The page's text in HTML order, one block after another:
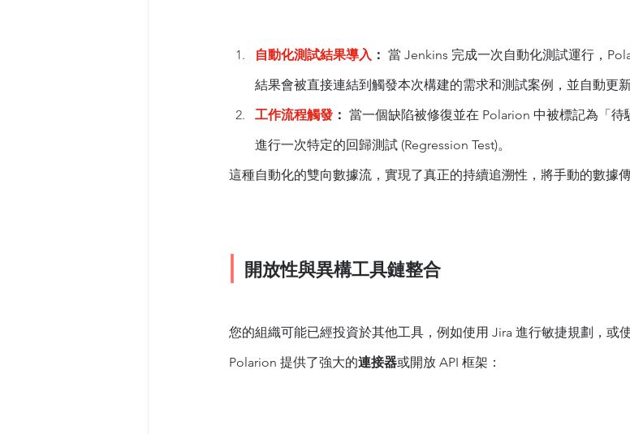
自動化測試結果導入 ： 當 Jenkins 完成一次自動化測試運行，
結果會被直接連結到觸發本次構建的需求和測試案例，並自動更
工作流程觸發 ： 當一個缺陷被修復並在 Polarion 中被標記為「
進行一次特定的回歸測試 (Regression Test)。
這種自動化的雙向數據流，實現了真正的持續追溯性，將手動的數據
| 開放性與異構工具鏈整合
您的組織可能已經投資於其他工具，例如使用 Jira 進行敏捷規劃，或
Polarion 提供了強大的連接器或開放 API 框架：